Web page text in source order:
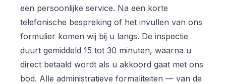
een persoonlijke service. Na een korte
telefonische bespreking of het invullen van ons
formulier komen wij bij u langs. De inspectie
duurt gemiddeld 15 tot 30 minuten, waarna u
direct betaald wordt als u akkoord gaat met ons
bod. Alle administratieve formaliteiten — van de